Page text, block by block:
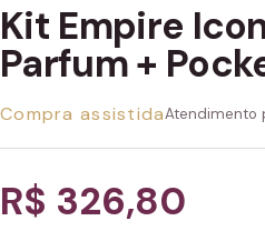
Kit Empire
Parfum +
Compra assistidaAtendimento
R$ 326,80